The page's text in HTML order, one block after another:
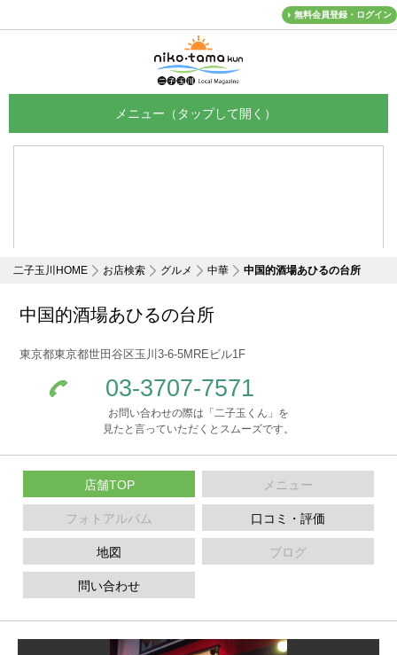
無料会員登録・ログイン
二子玉川HOME お店検索 グルメ 中華 中国的酒場あひるの台所
中国的酒場あひるの台所
東京都東京都世田谷区玉川3-6-5MREビル1F
03-3707-7571
お問い合わせの際は「二子玉くん」を
見たと言っていただくとスムーズです。
店舗TOP メニュー
フォトアルバム 口コミ・評価
地図 ブログ
問い合わせ
メニュー